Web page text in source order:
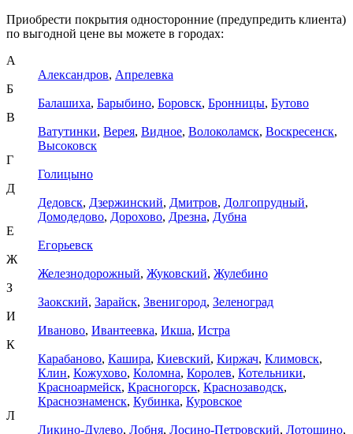
Приобрести покрытия односторонние (предупредить клиента)
по выгодной цене вы можете в городах:
А
Александров, Апрелевка
Б
Балашиха, Барыбино, Боровск, Бронницы, Бутово
В
Ватутинки, Верея, Видное, Волоколамск, Воскресенск,
Высоковск
Г
Голицыно
Д
Дедовск, Дзержинский, Дмитров, Долгопрудный,
Домодедово, Дорохово, Дрезна, Дубна
Е
Егорьевск
Ж
Железнодорожный, Жуковский, Жулебино
З
Заокский, Зарайск, Звенигород, Зеленоград
И
Иваново, Ивантеевка, Икша, Истра
К
Карабаново, Кашира, Киевский, Киржач, Климовск,
Клин, Кожухово, Коломна, Королев, Котельники,
Красноармейск, Красногорск, Краснозаводск,
Краснознаменск, Кубинка, Куровское
Л
Ликино-Дулево, Лобня, Лосино-Петровский, Лотошино,